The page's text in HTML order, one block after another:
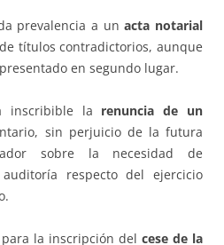
prevalencia a unacta notarial
títulos contradictorios, aunque
en segundo lugar.
inscribible la renuncia de un
sin perjuicio de la futura
sobre la necesidad de
respecto del ejercicio
la inscripción del cese de la